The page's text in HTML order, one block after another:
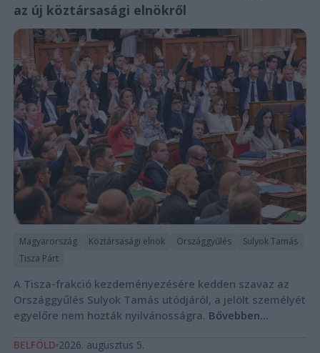
az új köztársasági elnökről
Magyarország Köztársasági elnök Országgyűlés
Sulyok Tamás
Tisza Párt
A Tisza-frakció kezdeményezésére kedden szavaz az
Országgyűlés Sulyok Tamás utódjáról, a jelölt személyét
egyelőre nem hozták nyilvánosságra. Bővebben...
BELFÖLD 2026. augusztus 5.